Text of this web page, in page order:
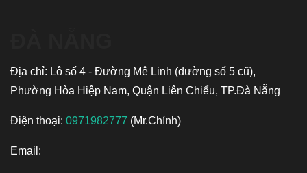
Địa chỉ: Lô số 4 - Đường Mê Linh (đường số 5 cũ),
Phường Hòa Hiệp Nam, Quận Liên Chiểu, TP.Đà Nẵng
Điện thoại: 0971982777 (Mr.Chính)
Email: